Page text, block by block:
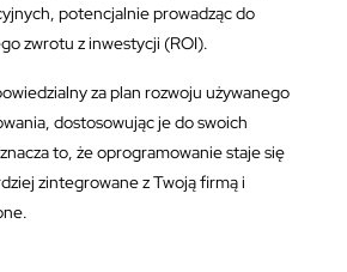
potencjalnie prowadząc do
zwrotu z inwestycji (ROI).
za plan rozwoju używanego
dostosowując je do swoich
to, że oprogramowanie staje się
zintegrowane z Twoją firmą i